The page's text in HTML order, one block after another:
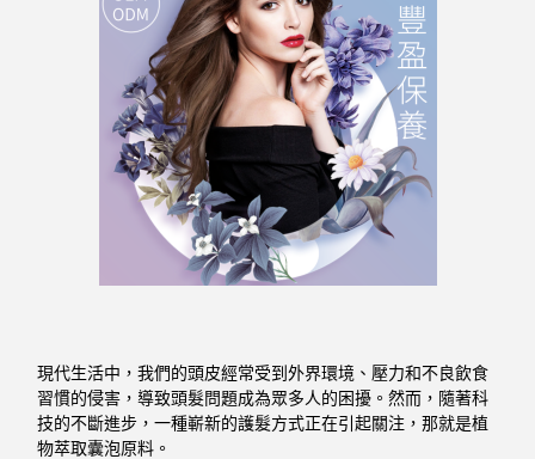
現代生活中，我們的頭皮經常受到外界環境、壓力和不良飲食
習慣的侵害，導致頭髮問題成為眾多人的困擾。然而，隨著科
技的不斷進步，一種嶄新的護髮方式正在引起關注，那就是植
物萃取囊泡原料。